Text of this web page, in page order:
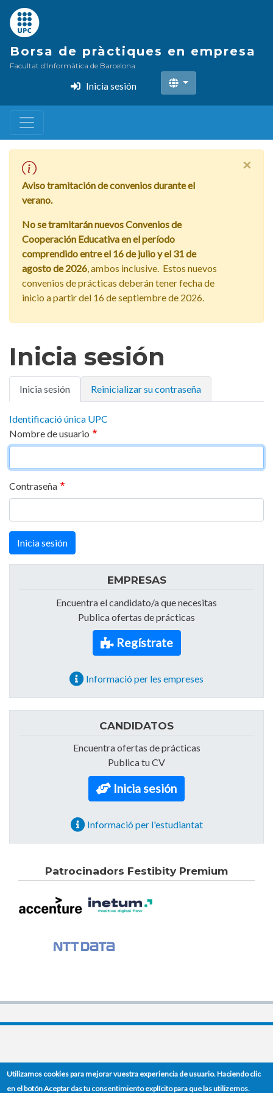
principal
Borsa de pràctiques en empresa
Facultat d'Informàtica de Barcelona
Inicia sesión
×
Aviso tramitación de convenios durante el
verano.
No se tramitarán nuevos Convenios de
Cooperación Educativa en el período
comprendido entre el 16 de julio y el 31 de
agosto de 2026, ambos inclusive. Estos nuevos
convenios de prácticas deberán tener fecha de
inicio a partir del 16 de septiembre de 2026.
Inicia sesión
Solapas
principales
Inicia sesión Reinicializar su contraseña
Identificació única UPC
Nombre de usuario
Contraseña
Inicia sesión
EMPRESAS
Encuentra el candidato/a que necesitas
Publica ofertas de prácticas
Regístrate
Informació per les empreses
CANDIDATOS
Encuentra ofertas de prácticas
Publica tu CV
Inicia sesión
Informació per l'estudiantat
Patrocinadors Festibity Premium
(34) 93 401 77 22
Contacto
Edifici B6 del Campus Nord. C/Jordi Girona,1-3. 08034 Barcelona
Utilizamos cookies para mejorar vuestra experiencia de usuario. Haciendo clic
en el botón Aceptar das tu consentimiento explícito para que las utilizemos.